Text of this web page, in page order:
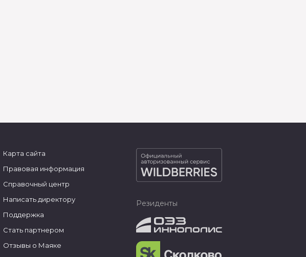
Карта сайта
Правовая информация
Справочный центр
Написать директору
Поддержка
Стать партнером
Отзывы о Маяке
Резиденты